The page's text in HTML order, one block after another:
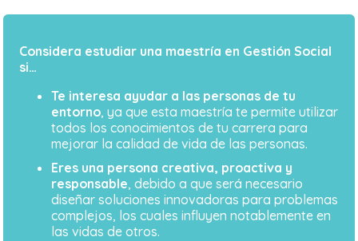
Considera estudiar una maestría en Gestión Social
si…
Te interesa ayudar a las personas de tu
entorno, ya que esta maestría te permite utilizar
todos los conocimientos de tu carrera para
mejorar la calidad de vida de las personas.
Eres una persona creativa, proactiva y
responsable, debido a que será necesario
diseñar soluciones innovadoras para problemas
complejos, los cuales influyen notablemente en
las vidas de otros.